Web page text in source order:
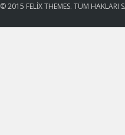
© 2015 FELIX THEMES. TÜM HAKLARI